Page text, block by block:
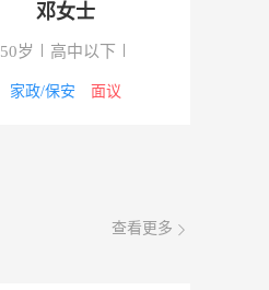
邓女士
50岁 高中以下
家政/保安 面议
查看更多